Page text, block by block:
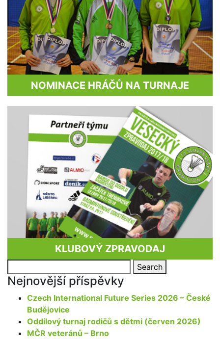
NOMINACE HRÁČŮ NA TURNAJE
KLUBOVÝ ZPRAVODAJ
for:
Search
Nejnovější příspěvky
Czech International Future Series 2026 – České
Budějovice
Oddílový turnaj rodičů s dětmi (červen 2026)
MČR veteránů – Brno